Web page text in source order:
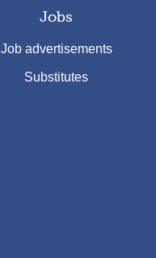
Jobs
Job advertisements
Substitutes